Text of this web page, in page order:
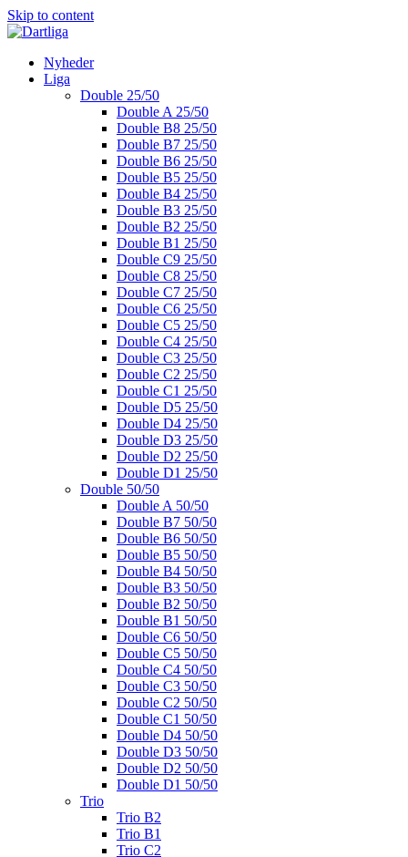
Skip to content
Nyheder
Liga
Double 25/50
Double A 25/50
Double B8 25/50
Double B7 25/50
Double B6 25/50
Double B5 25/50
Double B4 25/50
Double B3 25/50
Double B2 25/50
Double B1 25/50
Double C9 25/50
Double C8 25/50
Double C7 25/50
Double C6 25/50
Double C5 25/50
Double C4 25/50
Double C3 25/50
Double C2 25/50
Double C1 25/50
Double D5 25/50
Double D4 25/50
Double D3 25/50
Double D2 25/50
Double D1 25/50
Double 50/50
Double A 50/50
Double B7 50/50
Double B6 50/50
Double B5 50/50
Double B4 50/50
Double B3 50/50
Double B2 50/50
Double B1 50/50
Double C6 50/50
Double C5 50/50
Double C4 50/50
Double C3 50/50
Double C2 50/50
Double C1 50/50
Double D4 50/50
Double D3 50/50
Double D2 50/50
Double D1 50/50
Trio
Trio B2
Trio B1
Trio C2